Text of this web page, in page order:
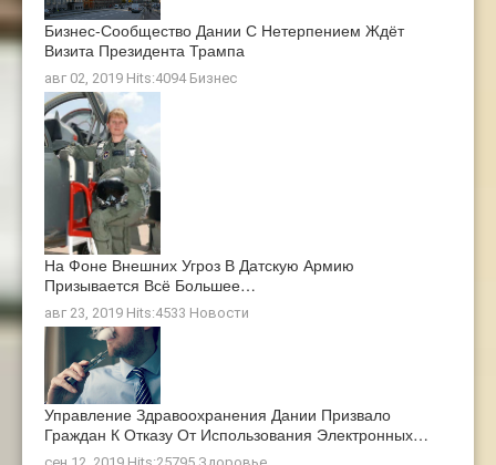
Бизнес-Сообщество Дании С Нетерпением Ждёт
Визита Президента Трампа
авг 02, 2019 Hits:4094 Бизнес
На Фоне Внешних Угроз В Датскую Армию
Призывается Всё Большее…
авг 23, 2019 Hits:4533 Новости
Управление Здравоохранения Дании Призвало
Граждан К Отказу От Использования Электронных…